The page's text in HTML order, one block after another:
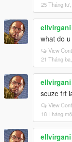
25 Tháng
ellvirgani
what do
View
21 Tháng
ellvirgani
scuze frt
View
18 Tháng
ellvirgani